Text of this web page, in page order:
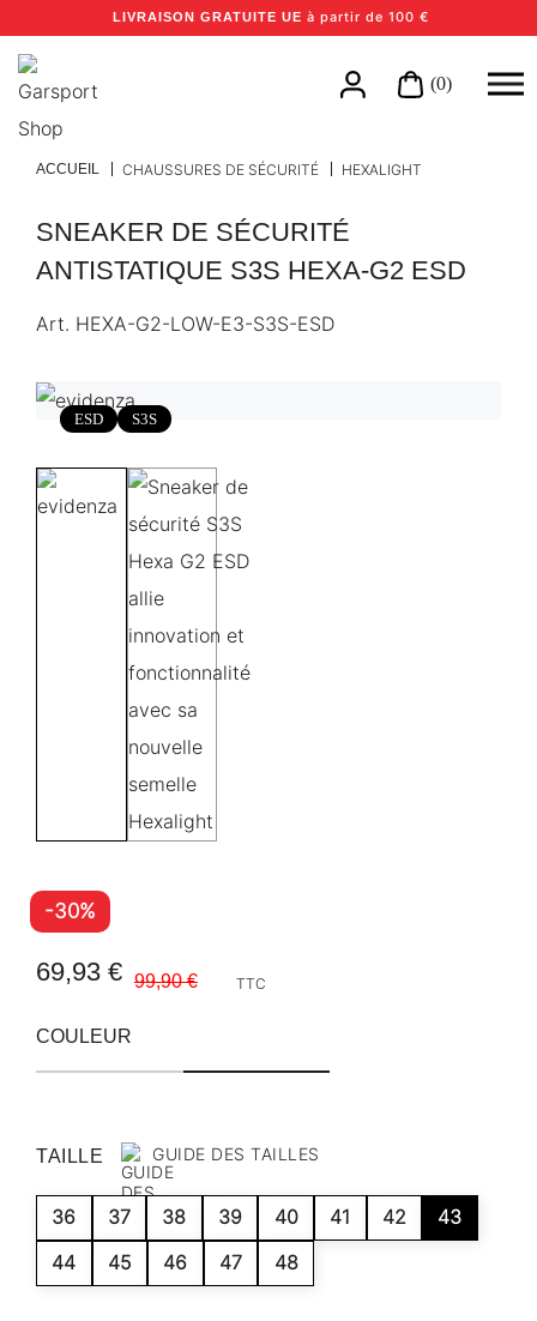
LIVRAISON GRATUITE UE à partir de 100 €
(0)
ACCUEIL CHAUSSURES DE SÉCURITÉ HEXALIGHT
SNEAKER DE SÉCURITÉ
ANTISTATIQUE S3S HEXA-G2 ESD
Art. HEXA-G2-LOW-E3-S3S-ESD
ESD S3S
-30%
69,93 € 99,90 € TTC
COULEUR
TAILLE GUIDE DES TAILLES
36 37 38 39 40 41 42
43
44
45 46 47 48